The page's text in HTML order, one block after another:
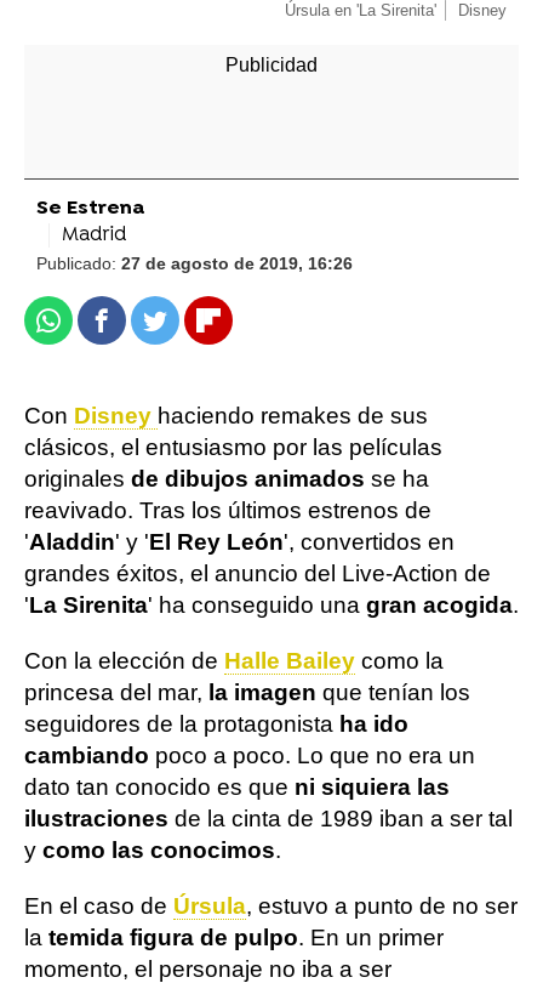
Úrsula en 'La Sirenita' Disney
Se Estrena
Madrid
Publicado: 27 de agosto de 2019, 16:26
WhatsappFacebook
TwitterFlipboard
Con Disney haciendo remakes de sus
clásicos, el entusiasmo por las películas
originales de dibujos animados se ha
reavivado. Tras los últimos estrenos de
'Aladdin' y 'El Rey León', convertidos en
grandes éxitos, el anuncio del Live-Action de
'La Sirenita' ha conseguido una gran acogida.
Con la elección de Halle Bailey como la
princesa del mar, la imagen que tenían los
seguidores de la protagonista ha ido
cambiando poco a poco. Lo que no era un
dato tan conocido es que ni siquiera las
ilustraciones de la cinta de 1989 iban a ser tal
y como las conocimos.
En el caso de Úrsula, estuvo a punto de no ser
la temida figura de pulpo. En un primer
momento, el personaje no iba a ser